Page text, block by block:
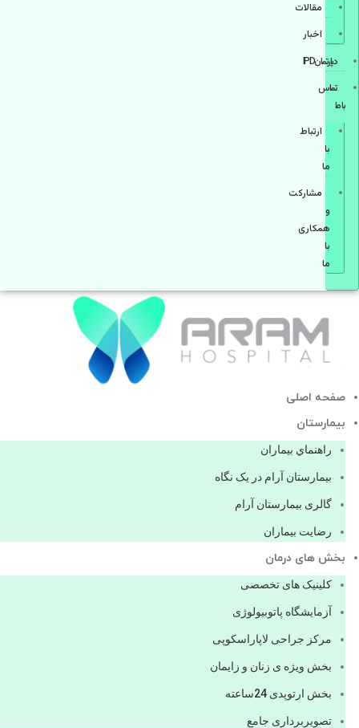
مقالات
اخبار
دپارتمانIPD
تماس
با ما
ارتباط
با
ما
مشاركت
و
همكاری
با
ما
صفحه اصلی
بيمارستان
راهنماي بیماران
بیمارستان آرام در یک نگاه
گالری بیمارستان آرام
رضایت بیماران
بخش های درمان
کلینیک های تخصصی
آزمایشگاه پاتوبیولوژی
مرکز جراحی لاپاراسکوپی
بخش ویژه ی زنان و زایمان
بخش ارتوپدی 24ساعته
تصویربرداری جامع